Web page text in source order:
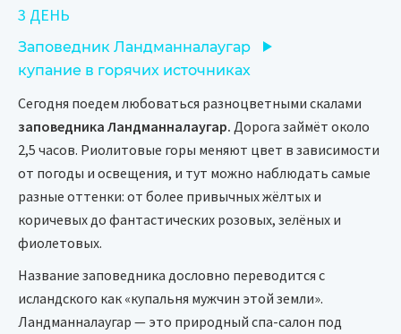
3 ДЕНЬ
Заповедник Ландманналаугар
купание в горячих источниках
Сегодня поедем любоваться разноцветными скалами
заповедника Ландманналаугар. Дорога займёт около
2,5 часов. Риолитовые горы меняют цвет в зависимости
от погоды и освещения, и тут можно наблюдать самые
разные оттенки: от более привычных жёлтых и
коричевых до фантастических розовых, зелёных и
фиолетовых.
Название заповедника дословно переводится с
исландского как «купальня мужчин этой земли».
Ландманналаугар — это природный спа-салон под